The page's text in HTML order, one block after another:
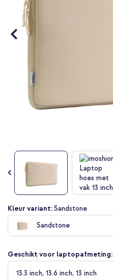
Ga
naar
het
begin
de
afbeeldingen-
gallerij
Kleur variant:Sandstone
Sandstone
Geschikt voor laptopafmeting:
13.3 inch, 13.6 inch, 13 inch